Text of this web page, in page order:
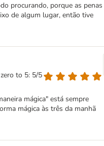
procurando, porque as penas
de algum lugar, então tive
to 5: 5/5
mágica" está sempre
mágica às três da manhã